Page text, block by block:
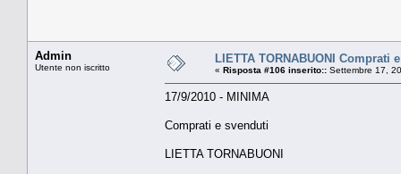
Admin
Utente non iscritto
LIETTA TORNABUONI Comprati
« Risposta #106 inserito:: Settembre 17,
17/9/2010 - MINIMA
Comprati e svenduti
LIETTA TORNABUONI